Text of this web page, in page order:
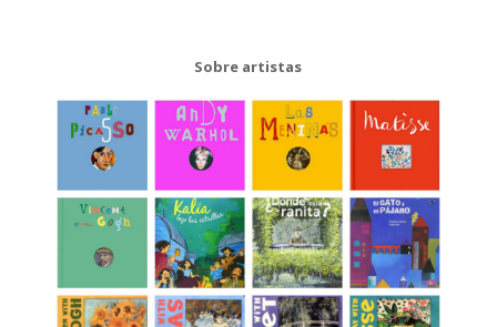
Sobre artistas